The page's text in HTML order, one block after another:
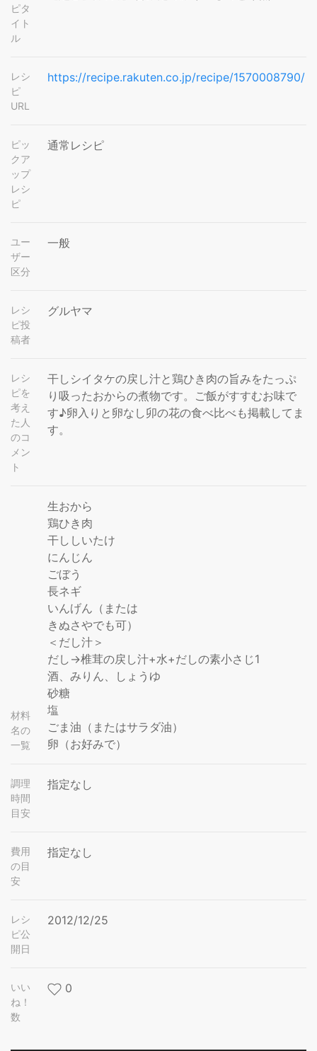
ピタ
イト
ル
レシ
ピ
URL
https://recipe.rakuten.co.jp/recipe/1570008790/
ピッ
クア
ップ
レシ
ピ
通常レシピ
ユー
ザー
区分
一般
レシ
ピ投
稿者
グルヤマ
レシ
ピを
考え
た人
のコ
メン
ト
干しシイタケの戻し汁と鶏ひき肉の旨みをたっぷ
り吸ったおからの煮物です。ご飯がすすむお味で
す♪卵入りと卵なし卯の花の食べ比べも掲載してま
す。
材料
名の
一覧
生おから
鶏ひき肉
干ししいたけ
にんじん
ごぼう
長ネギ
いんげん（または
きぬさやでも可）
＜だし汁＞
だし→椎茸の戻し汁+水+だしの素小さじ1
酒、みりん、しょうゆ
砂糖
塩
ごま油（またはサラダ油）
卵（お好みで）
調理
時間
目安
指定なし
費用
の目
安
指定なし
レシ
ピ公
開日
2012/12/25
いい
ね！
数
0